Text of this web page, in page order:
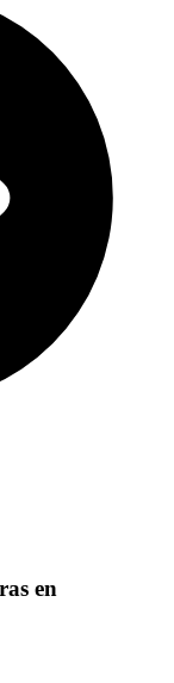
en